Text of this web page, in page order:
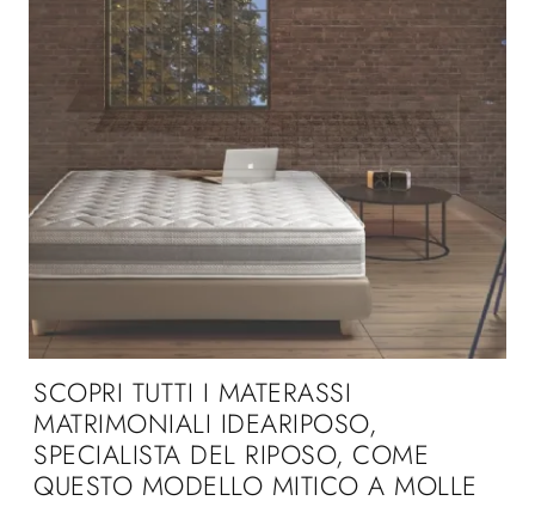
SCOPRI TUTTI I MATERASSI
MATRIMONIALI IDEARIPOSO,
SPECIALISTA DEL RIPOSO, COME
QUESTO MODELLO MITICO A MOLLE